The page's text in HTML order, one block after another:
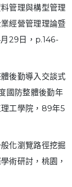
管理與構型管理
經營管理理論暨
29日，p.146-
後勤導入交談式
國防整體後勤年
工學院，89年5
化瀏覽路徑挖掘
術研討，桃園，